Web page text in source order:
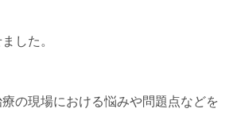
した。
の現場における悩みや問題点などを